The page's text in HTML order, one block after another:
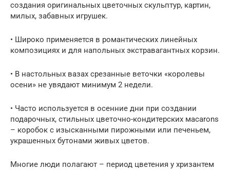
создания оригинальных цветочных скульптур, картин,
милых, забавных игрушек.
• Широко применяется в романтических линейных
композициях и для напольных экстравагантных корзин.
• В настольных вазах срезанные веточки «королевы
осени» не увядают минимум 2 недели.
• Часто используется в осенние дни при создании
подарочных, стильных цветочно-кондитерских мacarons
– коробок с изысканными пирожными или печеньем,
украшенных бутонами живых цветов.
Многие люди полагают – период цветения у хризантем